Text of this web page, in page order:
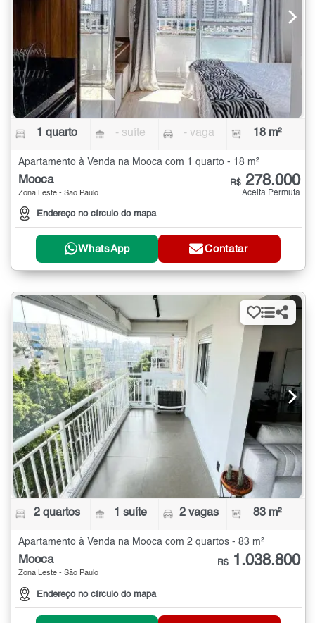
1 quarto - suíte - vaga 18 m²
Apartamento à Venda na Mooca com 1 quarto - 18 m²
Mooca
Zona Leste - São Paulo
Endereço no círculo do mapa
R$ 278.000
Aceita Permuta
WhatsApp Contatar
2 quartos 1 suíte 2 vagas 83 m²
Apartamento à Venda na Mooca com 2 quartos - 83 m²
Mooca
Zona Leste - São Paulo
Endereço no círculo do mapa
R$ 1.038.800